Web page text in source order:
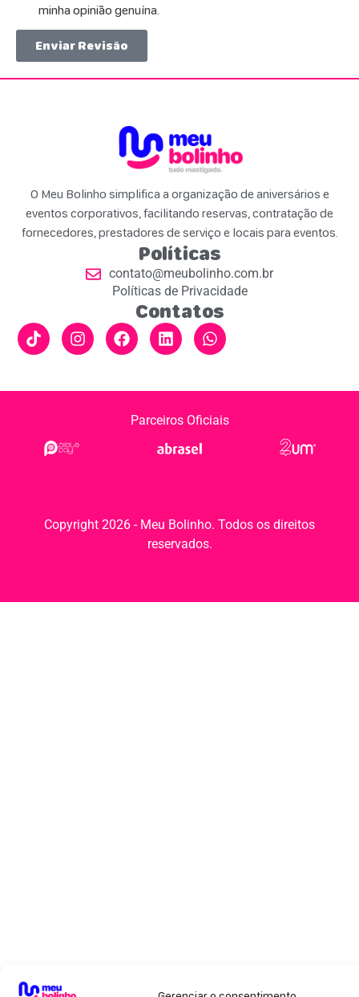
minha opinião genuína.
Enviar Revisão
O Meu Bolinho simplifica a organização de aniversários e
eventos corporativos, facilitando reservas, contratação de
fornecedores, prestadores de serviço e locais para eventos.
Políticas
contato@meubolinho.com.br
Políticas de Privacidade
Contatos
Parceiros Oficiais
Copyright 2026 - Meu Bolinho. Todos os direitos
reservados.